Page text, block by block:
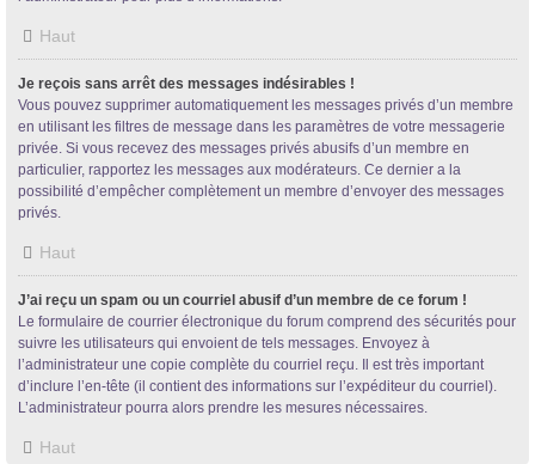
Haut
Je reçois sans arrêt des messages indésirables !
Vous pouvez supprimer automatiquement les messages privés d’un membre
en utilisant les filtres de message dans les paramètres de votre messagerie
privée. Si vous recevez des messages privés abusifs d’un membre en
particulier, rapportez les messages aux modérateurs. Ce dernier a la
possibilité d’empêcher complètement un membre d’envoyer des messages
privés.
Haut
J’ai reçu un spam ou un courriel abusif d’un membre de ce forum !
Le formulaire de courrier électronique du forum comprend des sécurités pour
suivre les utilisateurs qui envoient de tels messages. Envoyez à
l’administrateur une copie complète du courriel reçu. Il est très important
d’inclure l’en-tête (il contient des informations sur l’expéditeur du courriel).
L’administrateur pourra alors prendre les mesures nécessaires.
Haut